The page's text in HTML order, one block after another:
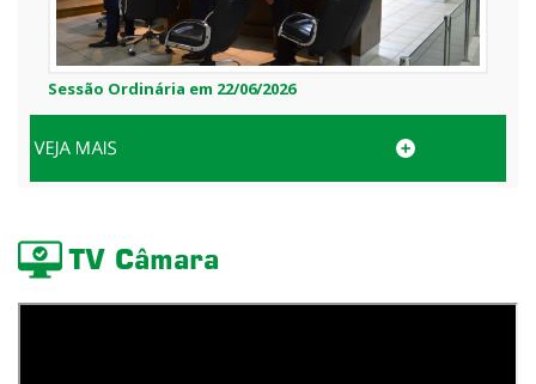
Sessão Ordinária em 22/06/2026
TV Câmara